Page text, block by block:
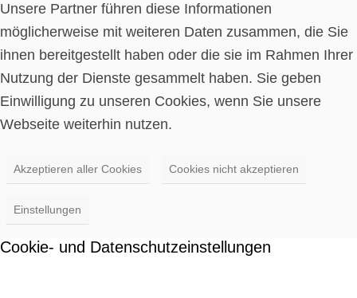
Unsere Partner führen diese Informationen
möglicherweise mit weiteren Daten zusammen, die Sie
ihnen bereitgestellt haben oder die sie im Rahmen Ihrer
Nutzung der Dienste gesammelt haben. Sie geben
Einwilligung zu unseren Cookies, wenn Sie unsere
Webseite weiterhin nutzen.
Akzeptieren aller Cookies Cookies nicht akzeptieren
Einstellungen
Cookie- und Datenschutzeinstellungen